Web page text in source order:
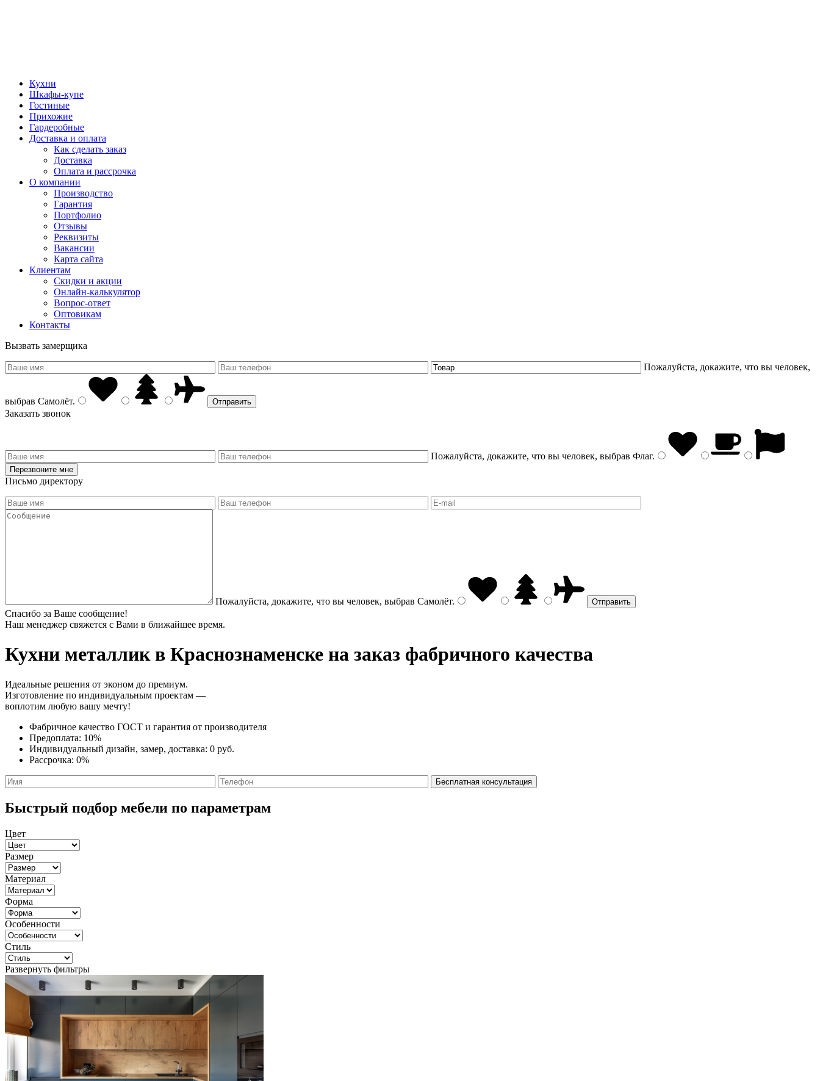
Кухни
Шкафы-купе
Гостиные
Прихожие
Гардеробные
Доставка и оплата
Как сделать заказ
Доставка
Оплата и рассрочка
О компании
Производство
Гарантия
Портфолио
Отзывы
Реквизиты
Вакансии
Карта сайта
Клиентам
Скидки и акции
Онлайн-калькулятор
Вопрос-ответ
Оптовикам
Контакты
Вызвать замерщика
Пожалуйста, докажите, что вы человек,
выбрав Самолёт.
Заказать звонок
Пожалуйста, докажите, что вы человек, выбрав Флаг.
Письмо директору
Пожалуйста, докажите, что вы человек, выбрав Самолёт.
Спасибо за Ваше сообщение!
Наш менеджер свяжется с Вами в ближайшее время.
Кухни металлик в Краснознаменске на заказ фабричного качества
Идеальные решения от эконом до премиум.
Изготовление по индивидуальным проектам —
воплотим любую вашу мечту!
Фабричное качество ГОСТ и гарантия от производителя
Предоплата: 10%
Индивидуальный дизайн, замер, доставка: 0 руб.
Рассрочка: 0%
Быстрый подбор мебели по параметрам
Цвет
Размер
Материал
Форма
Особенности
Стиль
Развернуть фильтры